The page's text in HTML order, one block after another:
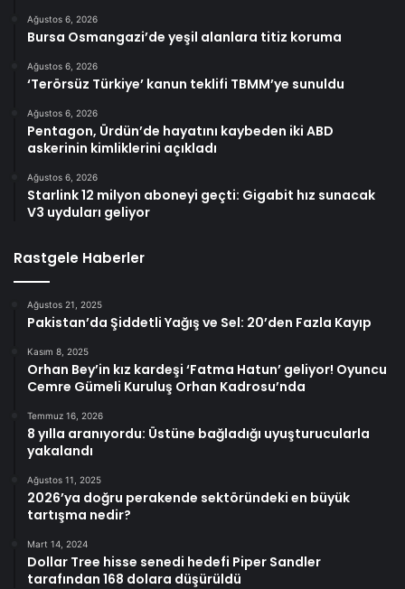
Ağustos 6, 2026
Bursa Osmangazi’de yeşil alanlara titiz koruma
Ağustos 6, 2026
‘Terörsüz Türkiye’ kanun teklifi TBMM’ye sunuldu
Ağustos 6, 2026
Pentagon, Ürdün’de hayatını kaybeden iki ABD
askerinin kimliklerini açıkladı
Ağustos 6, 2026
Starlink 12 milyon aboneyi geçti: Gigabit hız sunacak
V3 uyduları geliyor
Rastgele Haberler
Ağustos 21, 2025
Pakistan’da Şiddetli Yağış ve Sel: 20’den Fazla Kayıp
Kasım 8, 2025
Orhan Bey’in kız kardeşi ‘Fatma Hatun’ geliyor! Oyuncu
Cemre Gümeli Kuruluş Orhan Kadrosu’nda
Temmuz 16, 2026
8 yılla aranıyordu: Üstüne bağladığı uyuşturucularla
yakalandı
Ağustos 11, 2025
2026’ya doğru perakende sektöründeki en büyük
tartışma nedir?
Mart 14, 2024
Dollar Tree hisse senedi hedefi Piper Sandler
tarafından 168 dolara düşürüldü